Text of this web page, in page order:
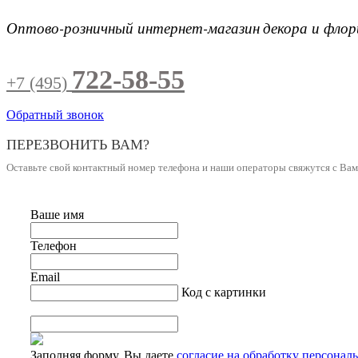
Оптово-розничный интернет-магазиндекора и
+7 (495) 722-58-55
Обратный звонок
ПЕРЕЗВОНИТЬ ВАМ?
Оставьте свой контактный номер телефона и наши операторы свяжутся с
Ваше имя
Телефон
Email
Код с картинки
Заполняя форму, Вы даете согласие на обработку